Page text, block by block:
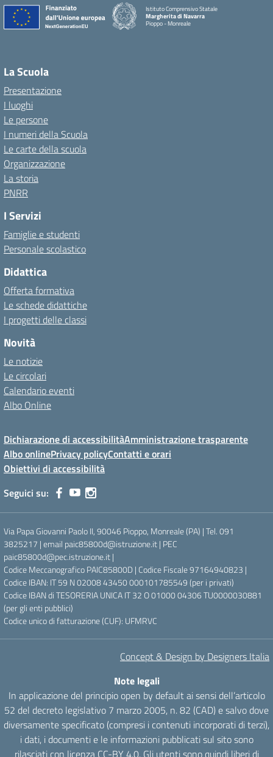
Istituto Comprensivo Statale
Margherita di Navarra
Pioppo - Monreale
La Scuola
Presentazione
I luoghi
Le persone
I numeri della Scuola
Le carte della scuola
Organizzazione
La storia
PNRR
I Servizi
Famiglie e studenti
Personale scolastico
Didattica
Offerta formativa
Le schede didattiche
I progetti delle classi
Novità
Le notizie
Le circolari
Calendario eventi
Albo Online
Dichiarazione di accessibilitàAmministrazione trasparente
Albo onlinePrivacy policyContatti e orari
Obiettivi di accessibilità
Seguici su:
Via Papa Giovanni Paolo II, 90046 Pioppo, Monreale (PA) | Tel. 091
3825217 | email paic85800d@istruzione.it | PEC
paic85800d@pec.istruzione.it |
Codice Meccanografico PAIC85800D | Codice Fiscale 97164940823 |
Codice IBAN: IT 59 N 02008 43450 000101785549 (per i privati)
Codice IBAN di TESORERIA UNICA IT 32 O 01000 04306 TU0000030881
(per gli enti pubblici)
Codice unico di fatturazione (CUF): UFMRVC
Concept & Design by Designers Italia
Note legali
In applicazione del principio open by default ai sensi dell’articolo
52 del decreto legislativo 7 marzo 2005, n. 82 (CAD) e salvo dove
diversamente specificato (compresi i contenuti incorporati di terzi),
i dati, i documenti e le informazioni pubblicati sul sito sono
rilasciati con licenza CC-BY 4.0. Gli utenti sono quindi liberi di